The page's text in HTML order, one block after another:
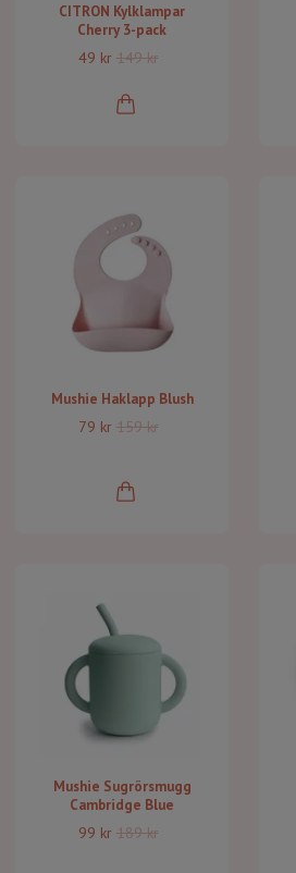
CITRON Kylklampar
Cherry 3-pack
49 kr 149 kr
Mushie Haklapp Blush
79 kr 159 kr
Mushie Sugrörsmugg
Cambridge Blue
99 kr 189 kr